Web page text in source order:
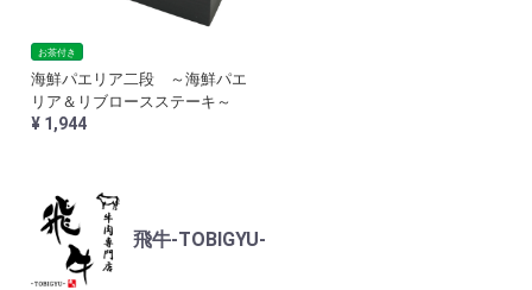
お茶付き
海鮮パエリア二段 ～海鮮パエ
リア＆リブロースステーキ～
¥ 1,944
飛牛-TOBIGYU-